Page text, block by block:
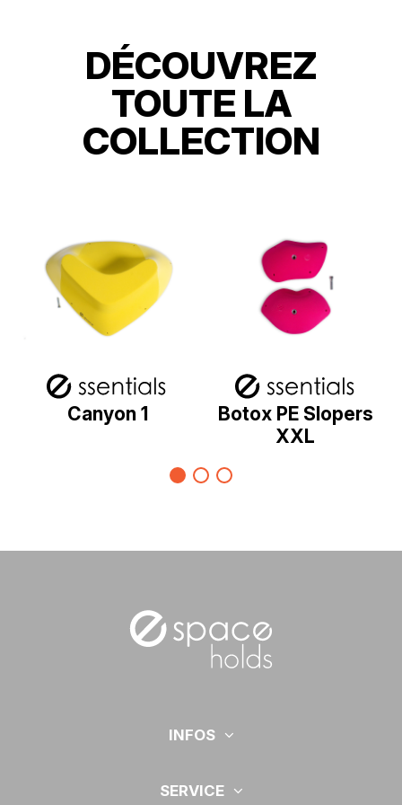
DÉCOUVREZ
TOUTE LA
COLLECTION
Canyon 1
Botox PE Slopers
XXL
INFOS
SERVICE